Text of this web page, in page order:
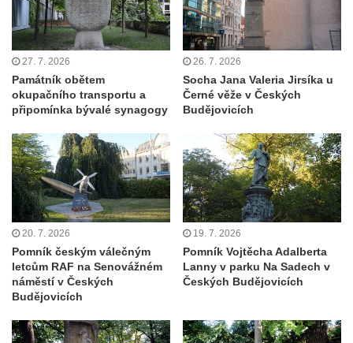
Hrob Josefa Marka na hřbitově ve Hřivicích
Hrob Bohumila Nejedlého na hřbitově ve
Hřivicích
Pomník hrdinům na hřbitově ve Hřivicích
Pomník obětem 1. světové války u kostela
svatého Jakuba ve Hřivicích
Pomník obětem 2. světové války u
kruhového objezdu ve Hřivicích
Válečný kříž nad pískovnou u silnice
Touchovice – Hřivice
Pomník obětem 1. a 2. světové války v
Touchovicích
Hrob Augustina Bergmana na hřbitově v
Pomník obětem válek u kaple svatého
27. 7. 2026
Památník obětem
okupačního transportu a
připomínka bývalé synagogy
26. 7. 2026
Socha Jana Valeria Jirsíka u
Černé věže v Českých
Budějovicích
20. 7. 2026
Pomník českým válečným
letcům RAF na Senovážném
náměstí v Českých
Budějovicích
19. 7. 2026
Pomník Vojtěcha Adalberta
Lanny v parku Na Sadech v
Českých Budějovicích